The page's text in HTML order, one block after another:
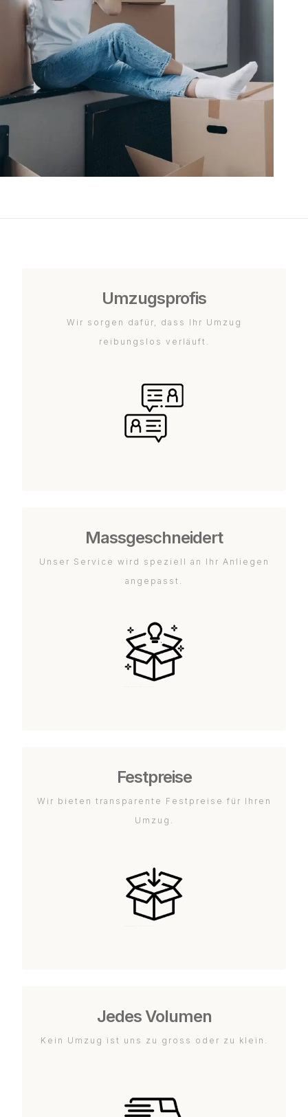
Umzugsprofis
Wir sorgen dafür, dass Ihr Umzug
reibungslos verläuft.
Massgeschneidert
Unser Service wird speziell an Ihr Anliegen
angepasst.
Festpreise
Wir bieten transparente Festpreise für Ihren
Umzug.
Jedes Volumen
Kein Umzug ist uns zu gross oder zu klein.